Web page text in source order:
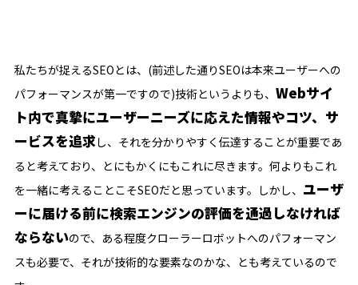
私たちが捉えるSEOとは、(前述した通りSEOは本来ユーザーへの
パフォーマンスが第一ですので)技術というよりも、 Webサイ
ト内で真摯にユーザーニーズに応えた情報やコツ、サ
ービスを追求し、それを分かりやすく伝達することが重要であ
ると考えており、とにもかくにもこれに尽きます。何よりもこれ
を一緒に考えることこそSEOだと思っています。しかし、 ユーザ
ーに届ける前に検索エンジンの評価を通過しなければ
ならないので、ある程度クローラーロボットへのパフォーマン
スも必要で、それが技術的な要素なのかな、とも考えているので